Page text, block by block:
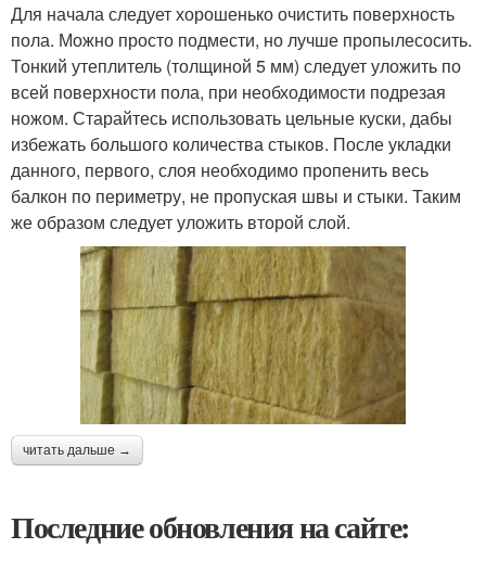
Для начала следует хорошенько очистить поверхность
пола. Можно просто подмести, но лучше пропылесосить.
Тонкий утеплитель (толщиной 5 мм) следует уложить по
всей поверхности пола, при необходимости подрезая
ножом. Старайтесь использовать цельные куски, дабы
избежать большого количества стыков. После укладки
данного, первого, слоя необходимо пропенить весь
балкон по периметру, не пропуская швы и стыки. Таким
же образом следует уложить второй слой.
читать дальше →
Последние обновления на сайте: